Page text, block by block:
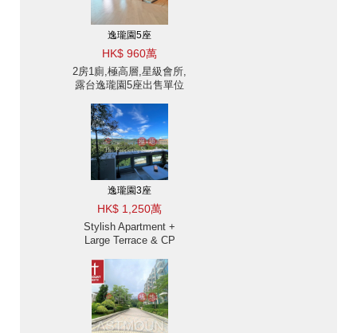
逸瓏園5座
HK$ 960萬
2房1廁,極高層,星級會所,
露台逸瓏園5座出售單位
逸瓏園3座
HK$ 1,250萬
Stylish Apartment +
Large Terrace & CP